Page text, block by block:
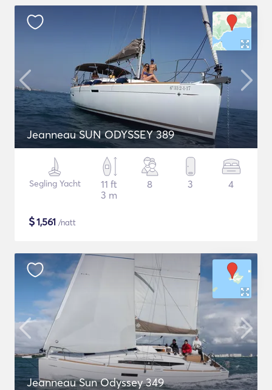
Jeanneau SUN ODYSSEY 389
Segling Yacht
11 ft
3 m
8 3 4
$1,561 /natt
Jeanneau Sun Odyssey 349